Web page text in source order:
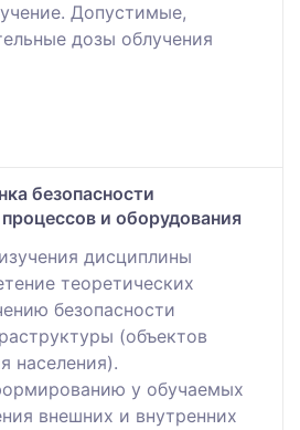
Допустимые,
дозы облучения
безопасности
и оборудования
дисциплины
теоретических
безопасности
(объектов
населения).
у обучаемых
внешних и внутренних